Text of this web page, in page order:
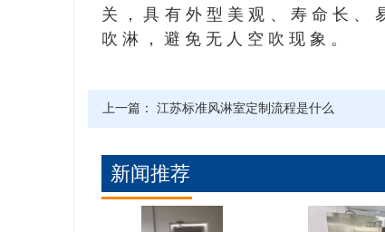
关，具有外型美观、寿命长、
吹淋，避免无人空吹现象。
上一篇： 江苏标准风淋室定制流程是什么
新闻推荐